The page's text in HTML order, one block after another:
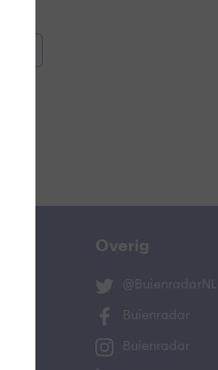
Overig
@BuienradarNL
Buienradar
Buienradar